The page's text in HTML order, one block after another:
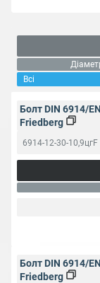
Довжина, мм
Головка
Болт DIN 6914/
Friedberg
6914-12-30-10,9цгF
Болт DIN 6914/
Friedberg